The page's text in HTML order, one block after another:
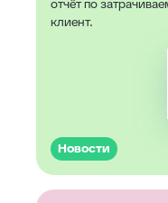
отчёт по
клиент.
Новости